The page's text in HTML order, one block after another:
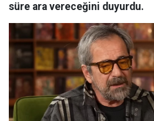
süre ara vereceğini duyurdu.